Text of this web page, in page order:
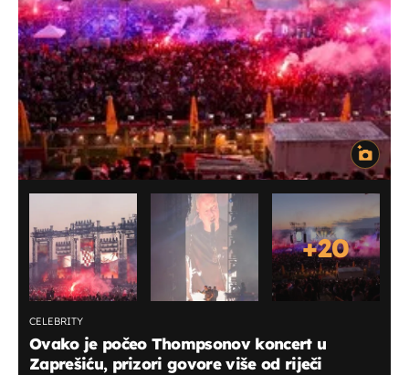
+20
CELEBRITY
Ovako je počeo Thompsonov koncert u
Zaprešiću, prizori govore više od riječi